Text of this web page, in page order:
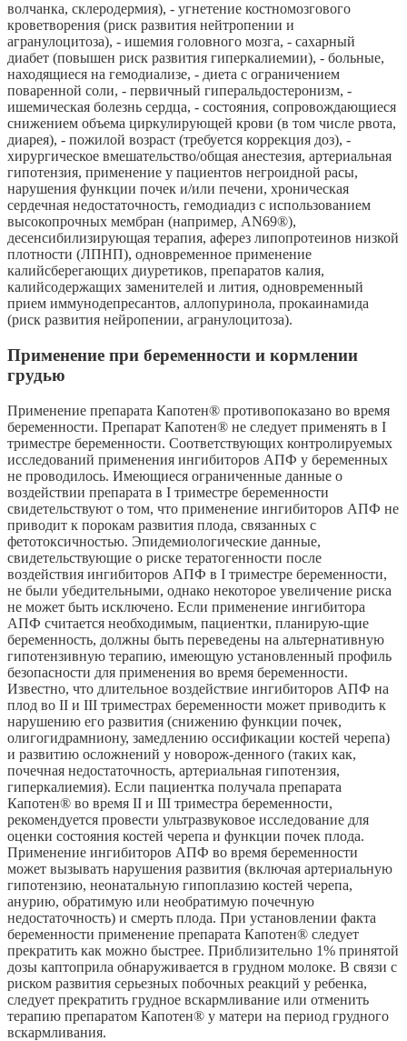
волчанка, склеродермия), - угнетение костномозгового
кроветворения (риск развития нейтропении и
агранулоцитоза), - ишемия головного мозга, - сахарный
диабет (повышен риск развития гиперкалиемии), - больные,
находящиеся на гемодиализе, - диета с ограничением
поваренной соли, - первичный гиперальдостеронизм, -
ишемическая болезнь сердца, - состояния, сопровождающиеся
снижением объема циркулирующей крови (в том числе рвота,
диарея), - пожилой возраст (требуется коррекция доз), -
хирургическое вмешательство/общая анестезия, артериальная
гипотензия, применение у пациентов негроидной расы,
нарушения функции почек и/или печени, хроническая
сердечная недостаточность, гемодиадиз с использованием
высокопрочных мембран (например, AN69®),
десенсибилизирующая терапия, аферез липопротеинов низкой
плотности (ЛПНП), одновременное применение
калийсберегающих диуретиков, препаратов калия,
калийсодержащих заменителей и лития, одновременный
прием иммунодепресантов, аллопуринола, прокаинамида
(риск развития нейропении, агранулоцитоза).
Применение при беременности и кормлении
грудью
Применение препарата Капотен® противопоказано во время
беременности. Препарат Капотен® не следует применять в I
триместре беременности. Соответствующих контролируемых
исследований применения ингибиторов АПФ у беременных
не проводилось. Имеющиеся ограниченные данные о
воздействии препарата в I триместре беременности
свидетельствуют о том, что применение ингибиторов АПФ не
приводит к порокам развития плода, связанных с
фетотоксичностью. Эпидемиологические данные,
свидетельствующие о риске тератогенности после
воздействия ингибиторов АПФ в I триместре беременности,
не были убедительными, однако некоторое увеличение риска
не может быть исключено. Если применение ингибитора
АПФ считается необходимым, пациентки, планирую-щие
беременность, должны быть переведены на альтернативную
гипотензивную терапию, имеющую установленный профиль
безопасности для применения во время беременности.
Известно, что длительное воздействие ингибиторов АПФ на
плод во II и III триместрах беременности может приводить к
нарушению его развития (снижению функции почек,
олигогидрамниону, замедлению оссификации костей черепа)
и развитию осложнений у новорож-денного (таких как,
почечная недостаточность, артериальная гипотензия,
гиперкалиемия). Если пациентка получала препарата
Капотен® во время II и III триместра беременности,
рекомендуется провести ультразвуковое исследование для
оценки состояния костей черепа и функции почек плода.
Применение ингибиторов АПФ во время беременности
может вызывать нарушения развития (включая артериальную
гипотензию, неонатальную гипоплазию костей черепа,
анурию, обратимую или необратимую почечную
недостаточность) и смерть плода. При установлении факта
беременности применение препарата Капотен® следует
прекратить как можно быстрее. Приблизительно 1% принятой
дозы каптоприла обнаруживается в грудном молоке. В связи с
риском развития серьезных побочных реакций у ребенка,
следует прекратить грудное вскармливание или отменить
терапию препаратом Капотен® у матери на период грудного
вскармливания.